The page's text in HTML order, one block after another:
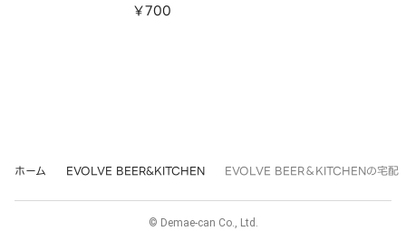
¥700
ホーム EVOLVE BEER&KITCHEN EVOLVE BEER＆KITCHENの宅配
© Demae-can Co., Ltd.